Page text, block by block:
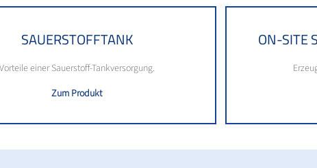
SAUERSTOFFTANK
einer Sauerstoff-Tankversorgung.
Zum Produkt
ON-SITE